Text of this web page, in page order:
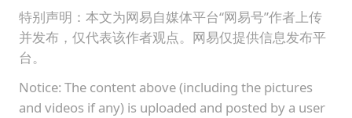
特别声明：本文为网易自媒体平台“网易号”作者上传
并发布，仅代表该作者观点。网易仅提供信息发布平
台。
Notice: The content above (including the pictures
and videos if any) is uploaded and posted by a user